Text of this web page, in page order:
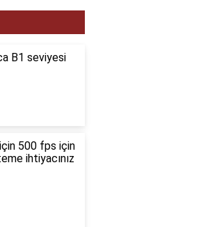
B1 seviyesi
500 fps için
ihtiyacınız